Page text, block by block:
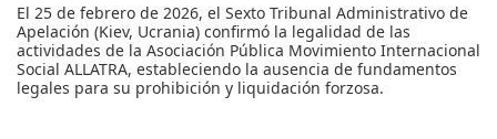
El 25 de febrero de 2026, el Sexto Tribunal Administrativo de
Apelación (Kiev, Ucrania) confirmó la legalidad de las
actividades de la Asociación Pública Movimiento Internacional
Social ALLATRA, estableciendo la ausencia de fundamentos
legales para su prohibición y liquidación forzosa.